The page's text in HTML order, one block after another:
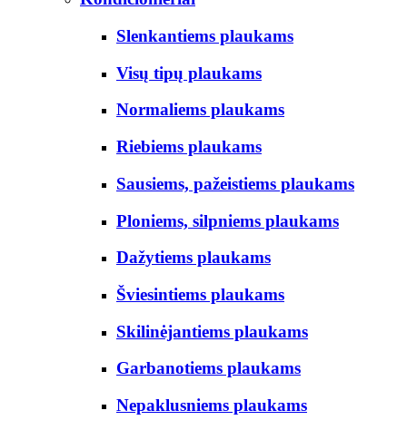
Slenkantiems plaukams
Visų tipų plaukams
Normaliems plaukams
Riebiems plaukams
Sausiems, pažeistiems plaukams
Ploniems, silpniems plaukams
Dažytiems plaukams
Šviesintiems plaukams
Skilinėjantiems plaukams
Garbanotiems plaukams
Nepaklusniems plaukams